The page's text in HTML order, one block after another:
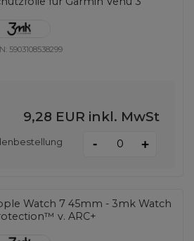
5903108538299
9,28 EUR inkl. MwSt
- +
Watch 7 45mm - 3mk Watch
v. ARC+